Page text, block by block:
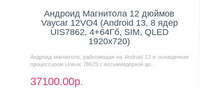
Андроид Магнитола 12 дюймов
Vaycar 12VO4 (Android 13, 8 ядер
UIS7862, 4+64Гб, SIM, QLED
1920x720)
Андроид магнитола, работающая на Android 13 и оснащенная
процессором Unisoc 7862S с восьмиядерной ар..
37100.00р.